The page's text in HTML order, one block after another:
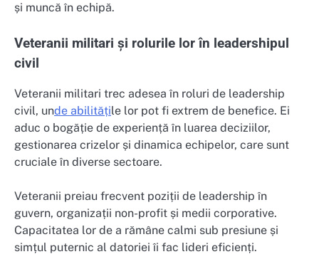
și muncă în echipă.
Veteranii militari și rolurile lor în leadershipul
civil
Veteranii militari trec adesea în roluri de leadership
civil, unde abilitățile lor pot fi extrem de benefice. Ei
aduc o bogăție de experiență în luarea deciziilor,
gestionarea crizelor și dinamica echipelor, care sunt
cruciale în diverse sectoare.
Veteranii preiau frecvent poziții de leadership în
guvern, organizații non-profit și medii corporative.
Capacitatea lor de a rămâne calmi sub presiune și
simțul puternic al datoriei îi fac lideri eficienți.